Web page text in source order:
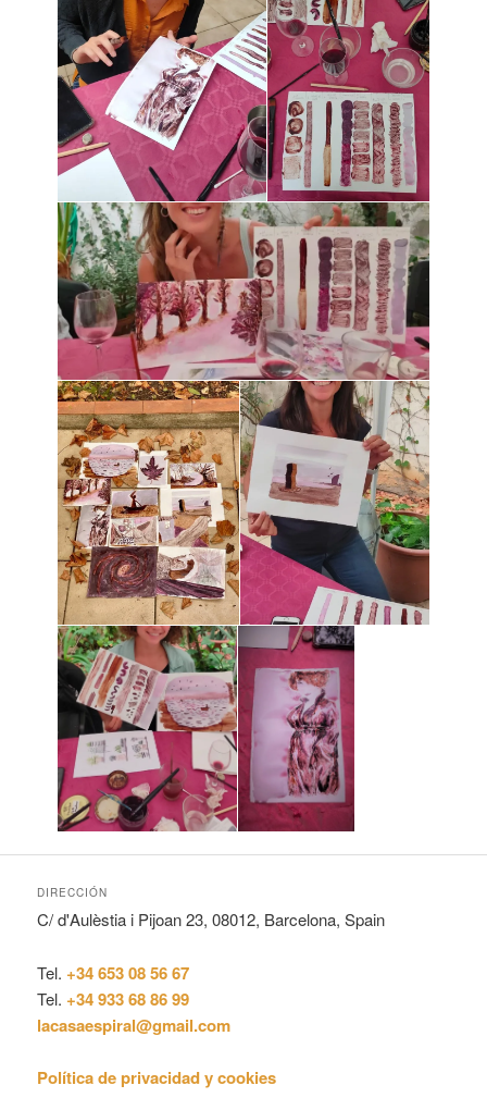
DIRECCIÓN
C/ d'Aulèstia i Pijoan 23, 08012, Barcelona, Spain
Tel. +34 653 08 56 67
Tel. +34 933 68 86 99
lacasaespiral@gmail.com
Política de privacidad y cookies